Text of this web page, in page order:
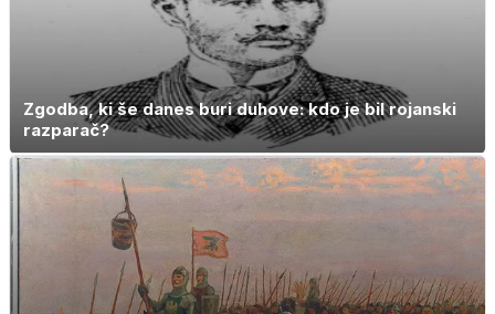
Zgodba, ki še danes buri duhove: kdo je bil rojanski
razparač?